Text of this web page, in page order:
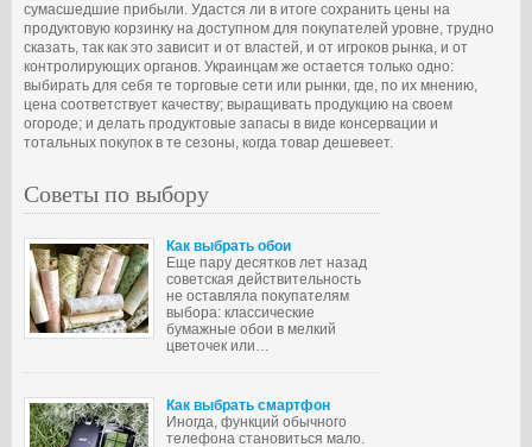
сумасшедшие прибыли. Удастся ли в итоге сохранить цены на
продуктовую корзинку на доступном для покупателей уровне, трудно
сказать, так как это зависит и от властей, и от игроков рынка, и от
контролирующих органов. Украинцам же остается только одно:
выбирать для себя те торговые сети или рынки, где, по их мнению,
цена соответствует качеству; выращивать продукцию на своем
огороде; и делать продуктовые запасы в виде консервации и
тотальных покупок в те сезоны, когда товар дешевеет.
Советы по выбору
Как выбрать обои
Еще пару десятков лет назад
советская действительность
не оставляла покупателям
выбора: классические
бумажные обои в мелкий
цветочек или…
Как выбрать смартфон
Иногда, функций обычного
телефона становиться мало.